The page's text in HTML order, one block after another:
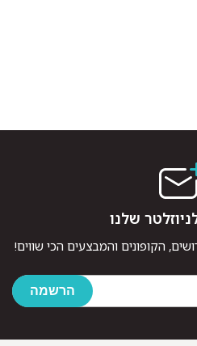
שלנו
הקופונים והמבצעים הכי שווים!